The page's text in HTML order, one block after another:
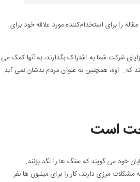
را برای استخدام‌کننده مورد علاقه خود برای
شرکت شما به اشتراک بگذارند، به آنها کمک می
که… اوه، همچنین به عنوان مردم بدشان نمی آید.
است
خود می گویند که سنگ ها را لگد بزنند.
مرزی دارند، کار را برای میلیون ها نفر